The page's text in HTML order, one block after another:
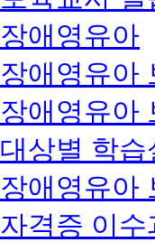
장애영유아
장애영유아
장애영유아
대상별 학습
장애영유아
자격증 이수